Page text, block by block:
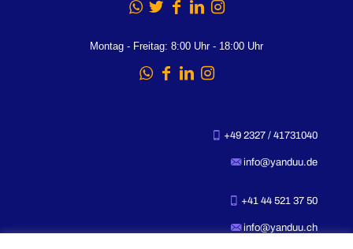
Montag - Freitag: 8:00 Uhr - 18:00 Uhr
+49 2327 / 41731040
info@yanduu.de
+41 44 521 37 50
info@yanduu.ch